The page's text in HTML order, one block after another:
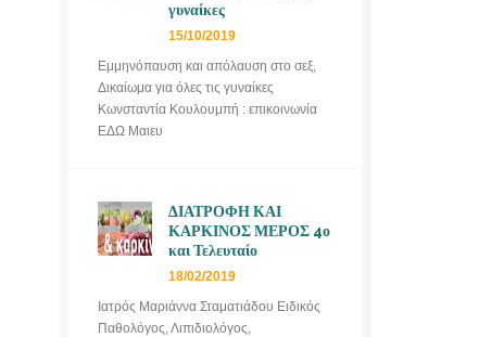
γυναίκες
15/10/2019
Εμμηνόπαυση και απόλαυση στο σεξ,
Δικαίωμα για όλες τις γυναίκες
Κωνσταντία Κουλουμπή : επικοινωνία
ΕΔΩ Μαιευ
ΔΙΑΤΡΟΦΗ ΚΑΙ
ΚΑΡΚΙΝΟΣ ΜΕΡΟΣ 4ο
και Τελευταίο
18/02/2019
Ιατρός Μαριάννα Σταματιάδου Ειδικός
Παθολόγος, Λιπιδιολόγος,